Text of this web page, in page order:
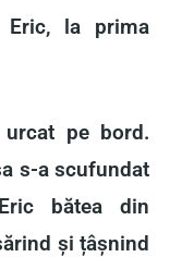
la prima
pe bord.
s-a scufundat
bătea din
și țâșnind